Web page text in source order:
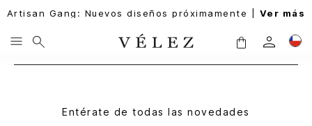
Artisan Gang: Nuevos diseños próximamente | Ver más
Entérate de todas las novedades